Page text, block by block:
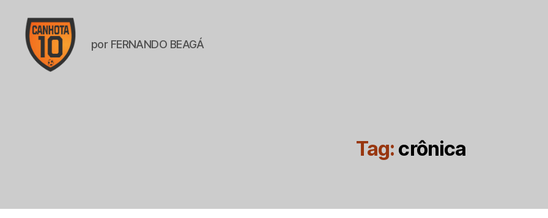
por FERNANDO BEAGÁ
Tag: crônica